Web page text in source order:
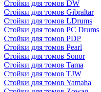
Стойки для томов DW
Стойки для томов Gibraltar
Стойки для томов LDrums
Стойки для томов PC Drums
Стойки для томов PDP
Стойки для томов Pearl
Стойки для томов Sonor
Стойки для томов Tama
Стойки для томов TJW
Стойки для томов Yamaha